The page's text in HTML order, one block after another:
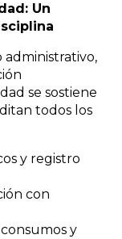
Un
administrativo,
se sostiene
todos los
y registro
con
y